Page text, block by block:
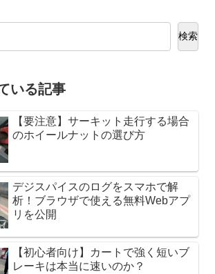
検索
いる記事
【要注意】サーキット走行する場合
のホイールナットの選び方
デジスパイスのログをスマホで解
析！ブラウザで使える無料Webアプ
リを公開
【初心者向け】カートで強く短いブ
レーキは本当に速いのか？